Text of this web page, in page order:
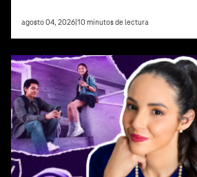
agosto 04, 2026 10 minutos de lectura